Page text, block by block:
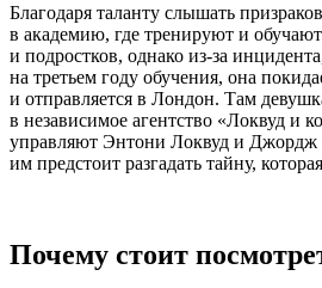
Благодаря таланту слышать
в академию, где тренируют и
и подростков, однако из-за
на третьем году обучения, она
и отправляется в Лондон. Там
в независимое агентство «Локвуд и
управляют Энтони Локвуд и
им предстоит разгадать тайну,
Почему стоит